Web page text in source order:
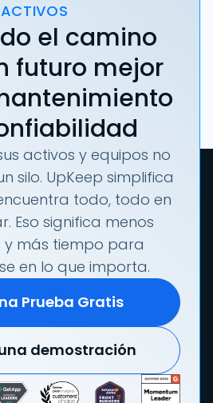
ACTIVOS
el camino
futuro mejor
activos y equipos no
silo. UpKeep simplifica
todo, todo en
Eso significa menos
y más tiempo para
en lo que importa.
Prueba Gratis
demostración